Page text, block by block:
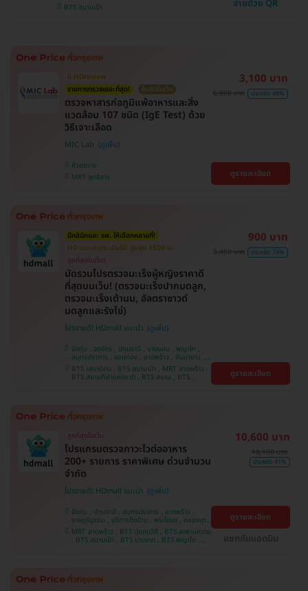
BTS สนามเป้า
จ่ายด้วย QR
มี HDreview
รายการตรวจเยอะที่สุด!
คุ้มสุดในเว็บ
ตรวจหาสารก่อภูมิแพ้อาหารและสิ่ง
แวดล้อม 107 ชนิด (IgE Test) ด้วย
วิธีเจาะเลือด
MIC Lab
ห้วยขวาง
MRT สุทธิสาร
3,100 บาท
6,000 บาท ประหยัด 48%
ดูรายละเอียด
มีคลินิกและ รพ. ให้เลือกหลายที่!
HD ออกค่าประเมินให้! สูงสุด 1500 บ.
ถูกที่สุดในเว็บ!
มัดรวมโปรตรวจมะเร็งผู้หญิงราคาดี
ที่สุดบนเว็บ! (ตรวจมะเร็งปากมดลูก,
ตรวจมะเร็งเต้านม, อัลตราซาวด์
มดลูกและรังไข่)
โปรขายดี! HDmall แนะนำ
บึงกุ่ม , จตุจักร , ปทุมธานี , บางบอน , พญาไท ,
สมุทรปราการ , จอมทอง , ลาดพร้าว , คันนายาว ,
ปทุมวัน , พระโขนง , ราษฎร์บูรณะ , ภาษีเจริญ ,
หนองแขม , ราชเทวี , ตลิ่งชัน , คลองเตย , บริการ
ถึงบ้าน , บางนา
BTS เสนานิคม , BTS สนามเป้า , MRT ลาดพร้าว ,
BTS สนามกีฬาแห่งชาติ , BTS สยาม , BTS
900 บาท
3,450 บาท ประหยัด 74%
ดูรายละเอียด
ถูกที่สุดในเว็บ
โปรแกรมตรวจภาวะไวต่ออาหาร
200+ รายการ ราคาพิเศษ ด่วนจำนวน
จำกัด
โปรขายดี! HDmall แนะนำ
บึงกุ่ม , ปทุมธานี , สมุทรปราการ , ลาดพร้าว ,
ราษฎร์บูรณะ , บริการถึงบ้าน , พระโขนง , คลองเตย
, พญาไท , บางบอน , คันนายาว , ราชเทวี , จตุจักร ,
ปทุมวัน , จอมทอง , ภาษีเจริญ , หนองแขม , บางรัก
, บางนา , ตลิ่งชัน
MRT ลาดพร้าว , BTS ปุณณวิถี , BTS สะพานควาย
, BTS สนามเป้า , BTS บางจาก , BTS พญาไท ,
10,600 บาท
18,100 บาท
ประหยัด 41%
ดูรายละเอียด
แชทกับแอดมิน